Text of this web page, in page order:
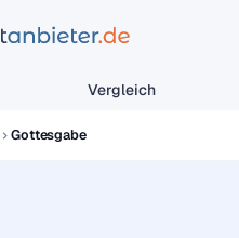
Vergleich
Gottesgabe